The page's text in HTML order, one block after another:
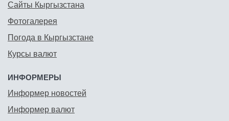
Сайты Кыргызстана
Фотогалерея
Погода в Кыргызстане
Курсы валют
ИНФОРМЕРЫ
Информер новостей
Информер валют